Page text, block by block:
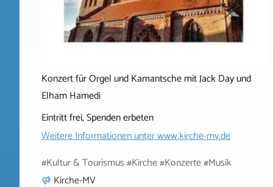
Konzert für Orgel und Kamantsche mit Jack Day und
Elham Hamedi
Eintritt frei, Spenden erbeten
Weitere Informationen unterwww.kirche-mv.de
#Kultur & Tourismus #Kirche #Konzerte #Musik
Kirche-MV